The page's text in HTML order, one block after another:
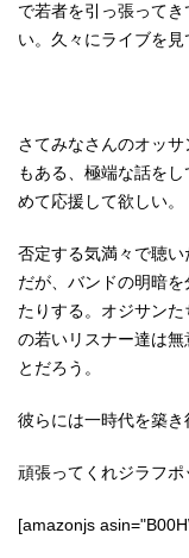
で若者を引っ張って
い。久々にライブを見
さてみなさんのオッ
もある、極端な話を
めて応援して欲しい。
否定する気満々で聴
だが、バンドの明暗
たりする。オジサン
の若いリスナー達は
とだろう。
彼らには一時代を築き
頑張ってくれジラフポ
[amazonjs